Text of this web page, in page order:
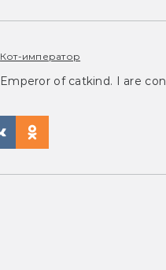
Кот-император
Emperor of catkind. I are